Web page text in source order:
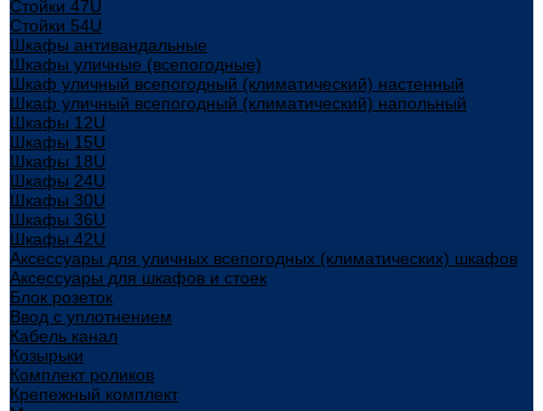
Стойки 47U
Стойки 54U
Шкафы антивандальные
Шкафы уличные (всепогодные)
Шкаф уличный всепогодный (климатический) настенный
Шкаф уличный всепогодный (климатический) напольный
Шкафы 12U
Шкафы 15U
Шкафы 18U
Шкафы 24U
Шкафы 30U
Шкафы 36U
Шкафы 42U
Аксессуары для уличных всепогодных (климатических) шкафов
Аксессуары для шкафов и стоек
Блок розеток
Ввод с уплотнением
Кабель канал
Козырьки
Комплект роликов
Крепежный комплект